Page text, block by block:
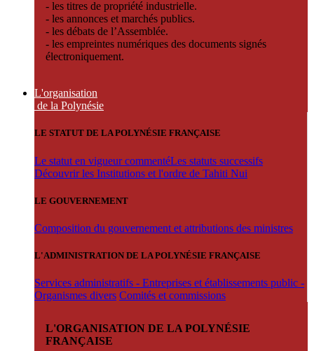
- les titres de propriété industrielle.
- les annonces et marchés publics.
- les débats de l’Assemblée.
- les empreintes numériques des documents signés
électroniquement.
L'organisation
de la Polynésie
LE STATUT DE LA POLYNÉSIE FRANÇAISE
Le statut en vigueur commentéLes statuts successifs
Découvrir les Institutions et l'ordre de Tahiti Nui
LE GOUVERNEMENT
Composition du gouvernement et attributions des ministres
L'ADMINISTRATION DE LA POLYNÉSIE FRANÇAISE
Services administratifs - Entreprises et établissements public -
Organismes divers Comités et commissions
L'ORGANISATION DE LA POLYNÉSIE
FRANÇAISE